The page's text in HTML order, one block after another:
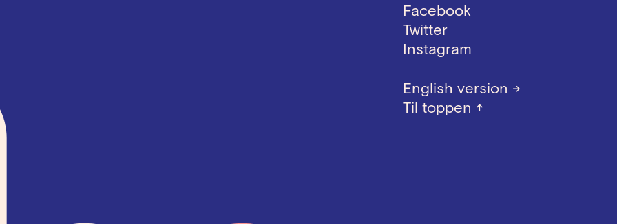
Facebook
Twitter
Instagram
English version →
Til toppen ↑